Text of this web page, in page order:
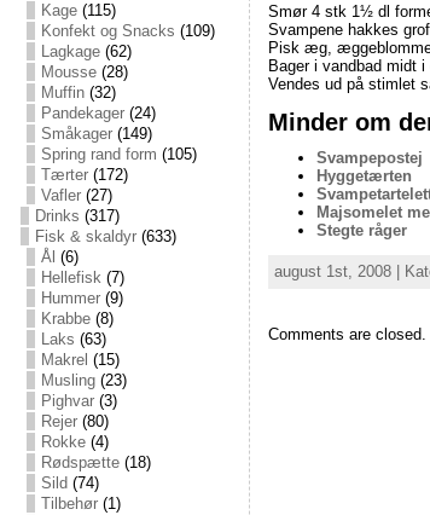
Kage(115)
Konfekt og Snacks (109)
Lagkage(62)
Mousse(28)
Muffin(32)
Pandekager(24)
Småkager(149)
Spring rand form (105)
Tærter(172)
Vafler(27)
Drinks (317)
Fisk & skaldyr(633)
Ål (6)
Hellefisk(7)
Hummer(9)
Krabbe(8)
Laks (63)
Makrel (15)
Musling(23)
Pighvar(3)
Rejer(80)
Rokke(4)
Rødspætte(18)
Sild (74)
Tilbehør(1)
Smør 4 stk 1½ dl
Svampene hakkes
Pisk æg,
Bager i vandbad midt
Vendes ud på stimlet
Minder om
Svampepostej
Hyggetærten
Majsomelet
Stegte råger
august 1st, 2008 |
Comments are closed.